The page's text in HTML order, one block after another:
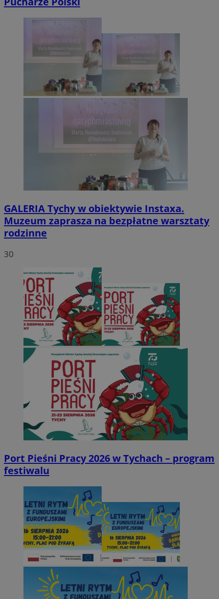
GALERIATychy w obiektywie Instaxa.
Muzeum zaprasza na bezpłatne warsztaty
rodzinne
30
Port Pieśni Pracy 2026 w Tychach – program
festiwalu